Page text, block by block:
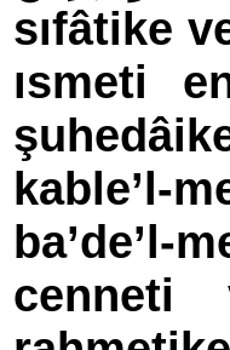
sıfâtike
ısmeti
kable’l-
ba’de’l-
cenneti